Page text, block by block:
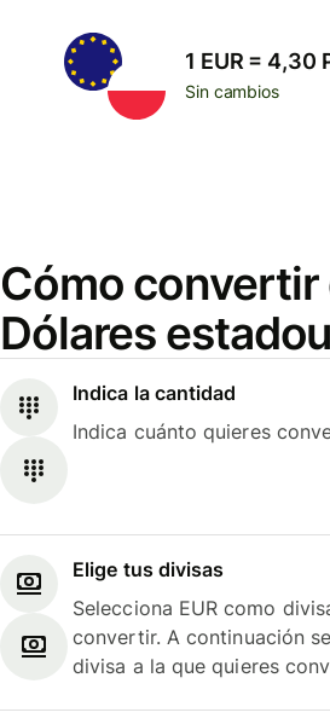
1 EUR = 4,30
Sin cambios
Cómo convertir
Dólares
Indica la cantidad
Indica cuánto quieres
Elige tus divisas
Selecciona EUR como
convertir. A continuación
divisa a la que quieres